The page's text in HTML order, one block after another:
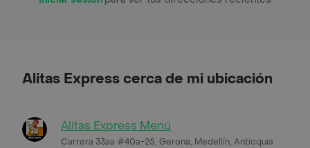
Alitas Express cerca de mi ubicación
Alitas Express Menú
Carrera 33aa #40a-25, Gerona, Medellín, Antioquia